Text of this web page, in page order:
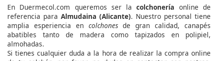
En Duermecol.com queremos ser lacolchonería online de
referencia para Almudaina (Alicante). Nuestro personal tiene
amplia esperiencia en colchonesde gran calidad, canapés
abatibles tanto de madera como tapizados en polipiel,
almohadas.
Si tienes cualquier duda a la hora de realizar la compra online